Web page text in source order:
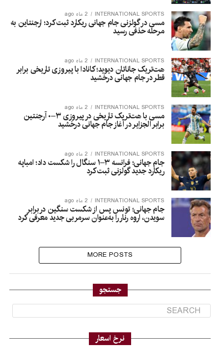
INTERNATIONAL SPORTS 2 ماه ago
مسی در گولزنی جام جهانی ریکارد ثبت کرد؛ ارجنتاین به
مرحله حذفی رسید
INTERNATIONAL SPORTS 2 ماه ago
هت‌تریک جاناتان دیوید؛ کانادا با پیروزی تاریخی برابر
قطر در جام جهانی درخشید
INTERNATIONAL SPORTS 2 ماه ago
مسی با هت‌تریک تاریخی در پیروزی ۳–۰ آرجنتین
برابر الجزایر در آغاز جام جهانی درخشید
INTERNATIONAL SPORTS 2 ماه ago
جام جهانی؛ فرانسه ۳–۱ سنگال را شکست داد؛ امباپه
ریکارد جدید گولزنی ثبت کرد
INTERNATIONAL SPORTS 2 ماه ago
جام جهانی؛ تونس پس از شکست سنگین دربرابر
سویدن، اروه رنار را به‌عنوان سرمربی جدید معرفی کرد
MORE POSTS
جستجو
نرخ اسعار